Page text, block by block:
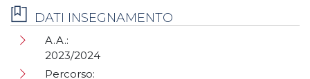
DATI INSEGNAMENTO
A.A.:
2023/2024
Percorso: